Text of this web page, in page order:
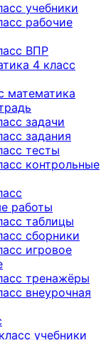
учебники
рабочие
ВПР
4 класс
математика
задачи
задания
тесты
контрольные
работы
таблицы
сборники
игровое
тренажёры
внеурочная
учебники